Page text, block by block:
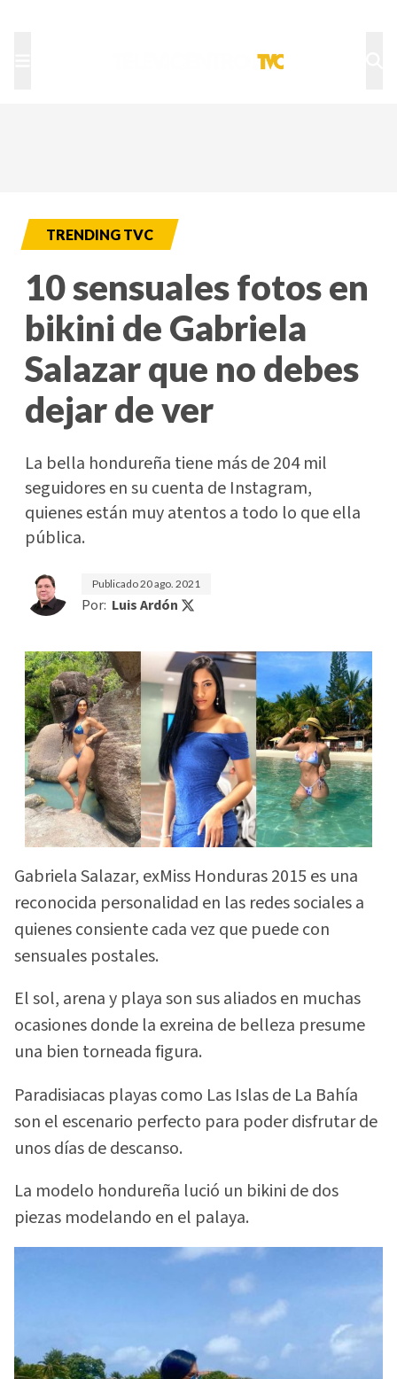
TRENDING TVC
10 sensuales fotos en
bikini de Gabriela
Salazar que no debes
dejar de ver
La bella hondureña tiene más de 204 mil
seguidores en su cuenta de Instagram,
quienes están muy atentos a todo lo que ella
pública.
Publicado20 ago. 2021
Por: Luis Ardón
Gabriela Salazar, exMiss Honduras 2015 es una
reconocida personalidad en las redes sociales a
quienes consiente cada vez que puede con
sensuales postales.
El sol, arena y playa son sus aliados en muchas
ocasiones donde la exreina de belleza presume
una bien torneada figura.
Paradisiacas playas como Las Islas de La Bahía
son el escenario perfecto para poder disfrutar de
unos días de descanso.
La modelo hondureña lució un bikini de dos
piezas modelando en el palaya.